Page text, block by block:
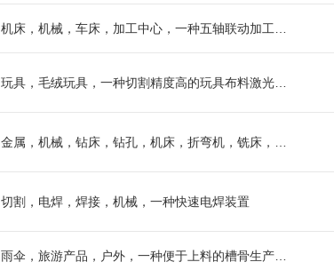
切割，电焊，焊接，机械，一种快速电焊装置